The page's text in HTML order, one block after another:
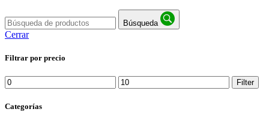
Búsqueda
Cerrar
Filtrar por precio
Min
price
Max
price
Filter
Categorías